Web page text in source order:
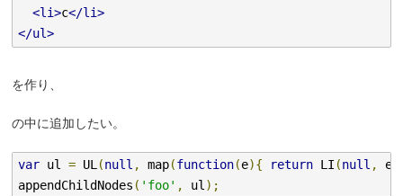
<li>c</li>
</ul>
を作り、
の中に追加したい。
var ul = UL(null , map(function(e){ return LI (null , e
appendChildNodes ( 'foo' , ul);